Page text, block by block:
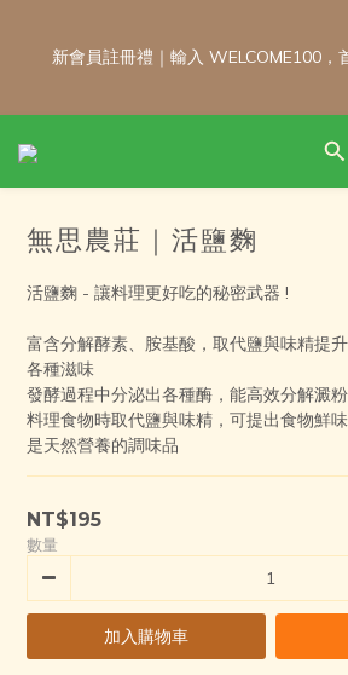
新會員註冊禮｜輸入 WELCOME100，
新會員註冊禮｜輸入 WELCOME100，
\ 免運門檻調整公告 / 6月1日起，常溫商品
商品消費滿3,000免運！（僅
每月 8 號會員日｜小超市自製商品不限金
會員日官網下單：自製無麩麵包、餅乾甜點
新會員註冊禮｜輸入 WELCOME100，
無思農莊｜活鹽麴
活鹽麴 - 讓料理更好吃的秘密武器 !
富含分解酵素、胺基酸，取代鹽與味精提
各種滋味
發酵過程中分泌出各種酶，能高效分解澱
料理食物時取代鹽與味精，可提出食物鮮
是天然營養的調味品
NT$195
數量
加入購物車